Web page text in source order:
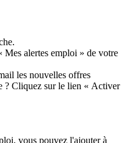
Mes alertes emploi » de votre
les nouvelles offres
? Cliquez sur le lien « Activer
vous pouvez l'ajouter à